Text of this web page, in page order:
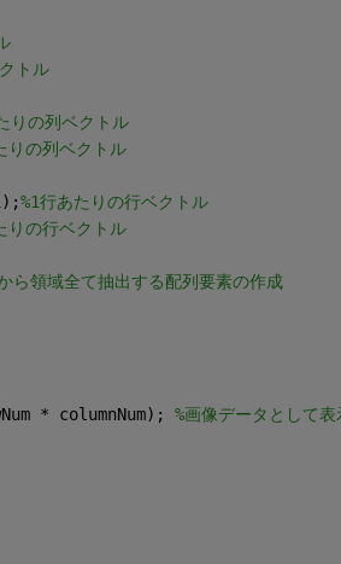
トル
りの列ベクトル
りの列ベクトル
%1行あたりの行ベクトル
りの行ベクトル
ら領域全て抽出する配列要素の作成
* columnNum);
%画像データとして